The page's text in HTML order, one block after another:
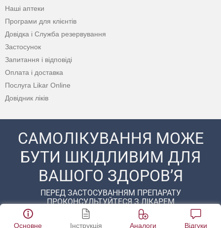
Основне Інструкція Аналоги Відгуки
Наші аптеки
Програми для клієнтів
Довідка і Служба резервування
Застосунок
Запитання і відповіді
Оплата і доставка
Послуга Likar Online
Довідник ліків
САМОЛІКУВАННЯ МОЖЕ
БУТИ ШКІДЛИВИМ ДЛЯ
ВАШОГО ЗДОРОВ’Я
ПЕРЕД ЗАСТОСУВАННЯМ ПРЕПАРАТУ
ПРОКОНСУЛЬТУЙТЕСЯ З ЛІКАРЕМ
© 2020 - 2026 Аптека D.S. Усі права захищені